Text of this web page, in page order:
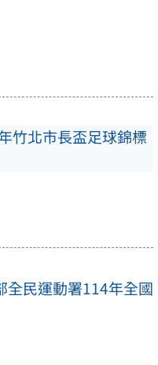
竹北市長盃足球錦標
全民運動署114年全國